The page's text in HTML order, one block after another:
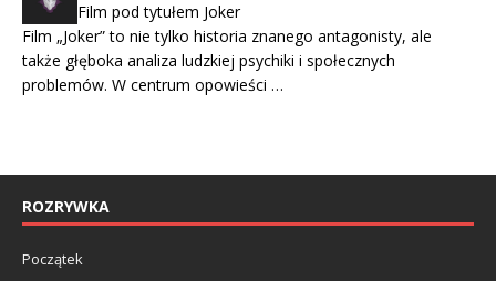
Film pod tytułem Joker
Film „Joker” to nie tylko historia znanego antagonisty, ale
także głęboka analiza ludzkiej psychiki i społecznych
problemów. W centrum opowieści …
ROZRYWKA
Początek